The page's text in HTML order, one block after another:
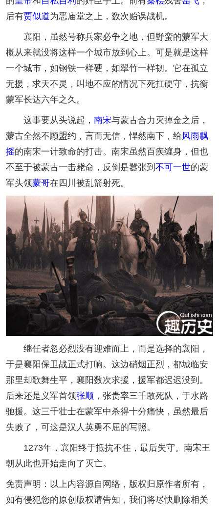
后有贾似道为恶庙堂之上，数次贻误战机。
襄阳，虽然号称兵家必争之地，但野蛮的蒙军大
概从来就没将这样一个城市放到心上。可是就是这样
一个城市，如钢铁一样硬，如翠竹一样韧。它在孤立
无援，求天不灵，叫地不应的情况下死扛硬守，抗衡
蒙军长达六年之久。
这事要从头说起， 南宋与蒙古合力灭掉金之后，
蒙古全然不顾盟约，言而无信，悍然南下，给风雨飘
摇的南宋一计致命的打击。南宋虽然百疾缠身，但也
不至于被蒙古一击毙命，反倒是嚣张到 不可一世的蒙
军头领蒙哥在四川被乱箭射死。
继任者忽必烈没有迎难而上，而是选择的襄阳，
于是襄阳保卫战正式打响。这边硝烟正烈，都城临安
那里却歌舞生平，襄阳数次求援，援军都迟迟没到。
后来还是义军首领张顺 ，张贵率三千敢死队，于水路
驰援。这三千壮士在蒙军中杀得十分痛快，虽然最后
失败了，可这是汉人英勇不屈的写照。
1273年，襄阳终于抵抗不住，最后失守。南宋王
朝从此也开始走向了灭亡。
免责声明：以上内容源自网络，版权归原作者所有，
如有侵犯您的原创版权请告知，我们将尽快删除相关